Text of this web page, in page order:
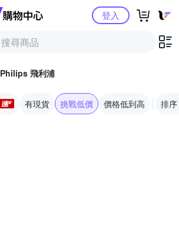
Yahoo購物中心登入
Philips 飛利浦
有現貨 挑戰低價 價格低到高 排序